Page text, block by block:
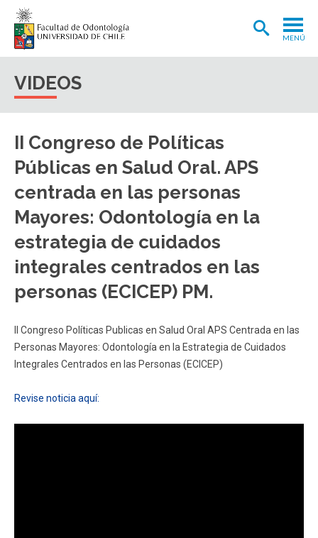
MENÚ
INTERNACIONAL
CLÍNICA ODONTOLÓGICA
BIBLIOTECA
FACULTAD
ESTUDIANTES ACADÉMICOS
FUNCIONARIOS EGRESADOS
VIDEOS
II Congreso de Políticas
Públicas en Salud Oral. APS
centrada en las personas
Mayores: Odontología en la
estrategia de cuidados
integrales centrados en las
personas (ECICEP) PM.
II Congreso Políticas Publicas en Salud Oral APS Centrada en las
Personas Mayores: Odontología en la Estrategia de Cuidados
Integrales Centrados en las Personas (ECICEP)
Revise noticia aquí: